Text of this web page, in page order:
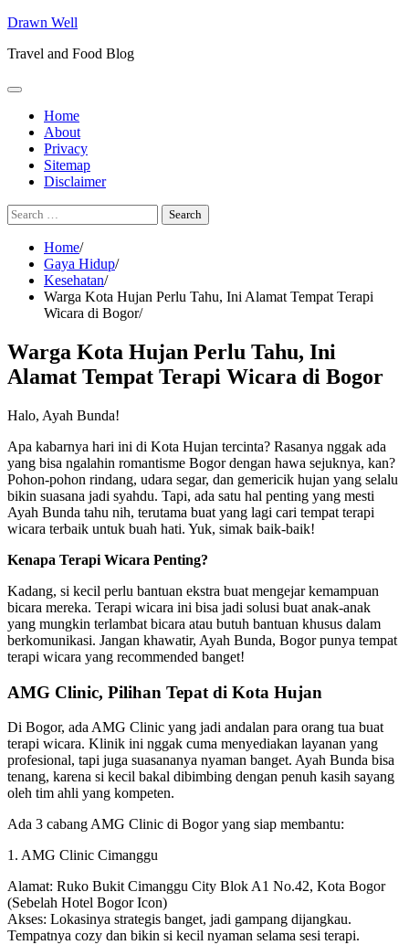
Skip
content
Drawn Well
Travel and Food Blog
Home
About
Privacy
Sitemap
Disclaimer
Search
for:
Home
Gaya Hidup
Kesehatan
Warga Kota Hujan Perlu Tahu, Ini Alamat Tempat Terapi
Wicara di Bogor
Warga Kota Hujan Perlu Tahu, Ini
Alamat Tempat Terapi Wicara di Bogor
Halo, Ayah Bunda!
Apa kabarnya hari ini di Kota Hujan tercinta? Rasanya nggak ada
yang bisa ngalahin romantisme Bogor dengan hawa sejuknya, kan?
Pohon-pohon rindang, udara segar, dan gemericik hujan yang selalu
bikin suasana jadi syahdu. Tapi, ada satu hal penting yang mesti
Ayah Bunda tahu nih, terutama buat yang lagi cari tempat terapi
wicara terbaik untuk buah hati. Yuk, simak baik-baik!
Kenapa Terapi Wicara Penting?
Kadang, si kecil perlu bantuan ekstra buat mengejar kemampuan
bicara mereka. Terapi wicara ini bisa jadi solusi buat anak-anak
yang mungkin terlambat bicara atau butuh bantuan khusus dalam
berkomunikasi. Jangan khawatir, Ayah Bunda, Bogor punya tempat
terapi wicara yang recommended banget!
AMG Clinic, Pilihan Tepat di Kota Hujan
Di Bogor, ada AMG Clinic yang jadi andalan para orang tua buat
terapi wicara. Klinik ini nggak cuma menyediakan layanan yang
profesional, tapi juga suasananya nyaman banget. Ayah Bunda bisa
tenang, karena si kecil bakal dibimbing dengan penuh kasih sayang
oleh tim ahli yang kompeten.
Ada 3 cabang AMG Clinic di Bogor yang siap membantu:
1. AMG Clinic Cimanggu
Alamat: Ruko Bukit Cimanggu City Blok A1 No.42, Kota Bogor
(Sebelah Hotel Bogor Icon)
Akses: Lokasinya strategis banget, jadi gampang dijangkau.
Tempatnya cozy dan bikin si kecil nyaman selama sesi terapi.